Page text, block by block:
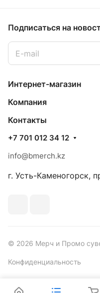
Подписаться на
Интернет-магазин
Компания
Контакты
+7 701 012 34 12
info@bmerch.kz
г. Усть-Каменогорск,
© 2026 Мерч и Промо
Конфиденциальность